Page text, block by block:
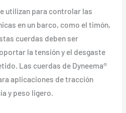
utilizan para controlar las
en un barco, como el timón,
cuerdas deben ser
la tensión y el desgaste
Las cuerdas de Dyneema®
aplicaciones de tracción
y peso ligero.